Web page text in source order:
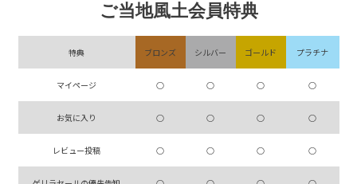
ご当地風土会員特典
特典 ブロンズ シルバー ゴールド プラチナ
マイページ ○ ○ ○ ○
お気に入り ○ ○ ○ ○
レビュー投稿 ○ ○ ○ ○